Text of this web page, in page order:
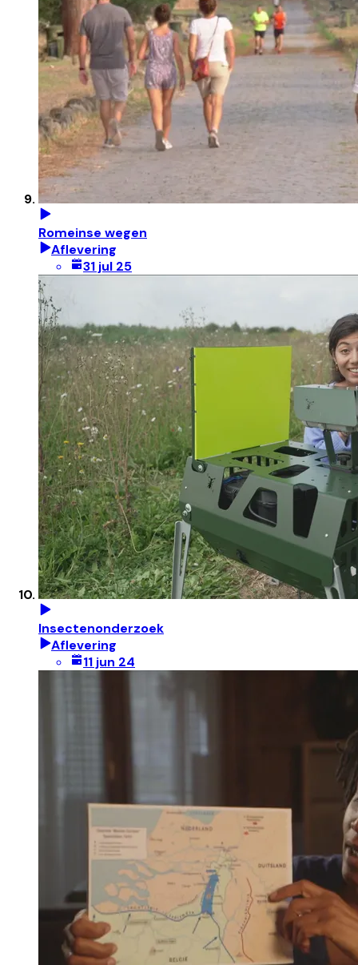
Romeinse wegen
Aflevering
31 jul 25
Insectenonderzoek
Aflevering
11 jun 24